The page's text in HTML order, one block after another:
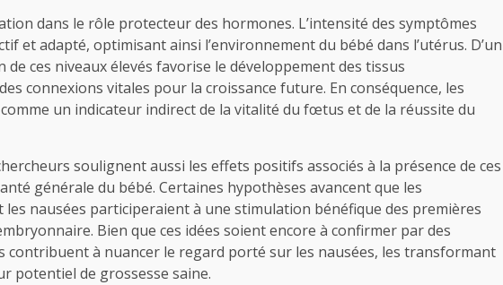
dans le rôle protecteur des hormones. L’intensité des symptômes
et adapté, optimisant ainsi l’environnement du bébé dans l’utérus. D’un
ces niveaux élevés favorise le développement des tissus
connexions vitales pour la croissance future. En conséquence, les
un indicateur indirect de la vitalité du fœtus et de la réussite du
soulignent aussi les effets positifs associés à la présence de ces
générale du bébé. Certaines hypothèses avancent que les
nausées participeraient à une stimulation bénéfique des premières
Bien que ces idées soient encore à confirmer par des
contribuent à nuancer le regard porté sur les nausées, les transformant
potentiel de grossesse saine.